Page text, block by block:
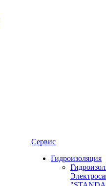
Сервис
Гидроизоляция